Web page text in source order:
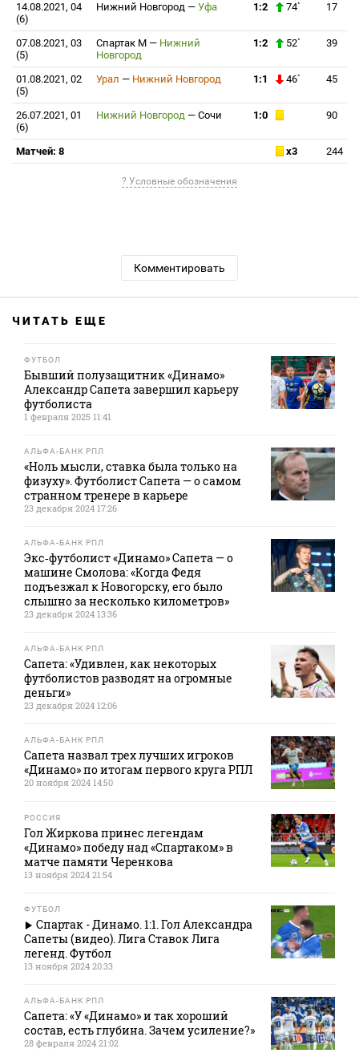
14.08.2021, 04
(6)
Нижний Новгород — Уфа 1:2 74` 17
07.08.2021, 03
(5)
Спартак М — Нижний
Новгород
1:2 52` 39
01.08.2021, 02
(5)
Урал — Нижний Новгород 1:1 46` 45
26.07.2021, 01
(6)
Нижний Новгород — Сочи 1:0 90
Матчей: 8 x3 244
? Условные обозначения
Комментировать
ЧИТАТЬ ЕЩЕ
ФУТБОЛ
Бывший полузащитник «Динамо»
Александр Сапета завершил карьеру
футболиста
1 февраля 2025 11:41
АЛЬФА-БАНК РПЛ
«Ноль мысли, ставка была только на
физуху». Футболист Сапета — о самом
странном тренере в карьере
23 декабря 2024 17:26
АЛЬФА-БАНК РПЛ
Экс‑футболист «Динамо» Сапета — о
машине Смолова: «Когда Федя
подъезжал к Новогорску, его было
слышно за несколько километров»
23 декабря 2024 13:36
АЛЬФА-БАНК РПЛ
Сапета: «Удивлен, как некоторых
футболистов разводят на огромные
деньги»
23 декабря 2024 12:06
АЛЬФА-БАНК РПЛ
Сапета назвал трех лучших игроков
«Динамо» по итогам первого круга РПЛ
20 ноября 2024 14:50
РОССИЯ
Гол Жиркова принес легендам
«Динамо» победу над «Спартаком» в
матче памяти Черенкова
13 ноября 2024 21:54
ФУТБОЛ
Спартак - Динамо. 1:1. Гол Александра
Сапеты (видео). Лига Ставок Лига
легенд. Футбол
13 ноября 2024 20:33
АЛЬФА-БАНК РПЛ
Сапета: «У «Динамо» и так хороший
состав, есть глубина. Зачем усиление?»
28 февраля 2024 21:02